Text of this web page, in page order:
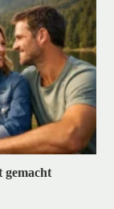
gemacht